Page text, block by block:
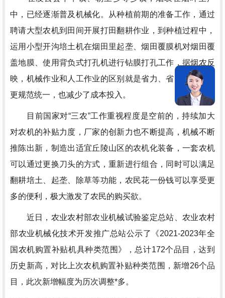
中，已经逐渐普及机械化。从种植前期的准备工作，通过
聘请大型农机到田间开展打田翻耕作业，到种植过程中，
运用小型开沟培土机在烟田里起垄、烟田覆膜机对烟田覆
盖地膜、使用背负式打孔机进行钻膜打孔工作，据烟农反
映，机械作业和人工作业的区别就是省力、省时、高效，
更规范统一，也减少了成本投入。
目前国家对“三农”工作重视程度是空前的，持续加大
对农机的补贴力度，厂家的创新力也不断提高，机械不断
推陈出新，制造出适宜丘陵山区的农机化装备，一套农机
可以通过更换刀头的方式，重新进行组合，同时可以满足
翻耕培土、起垄、除草等功能，农民花一份钱可以享受更
多的便利，极大激发了农民的购买欲。
近日，农业农村部农业机械试验鉴定总站、农业农村
部农业机械化技术开发推广总站公示了《2021-2023年全
国农机购置补贴机具种类范围》，总计172个品目，达到
历史新高，对比上次农机购置补贴种类范围，新增26个品
目，此次新增幅度为历次调整*多。